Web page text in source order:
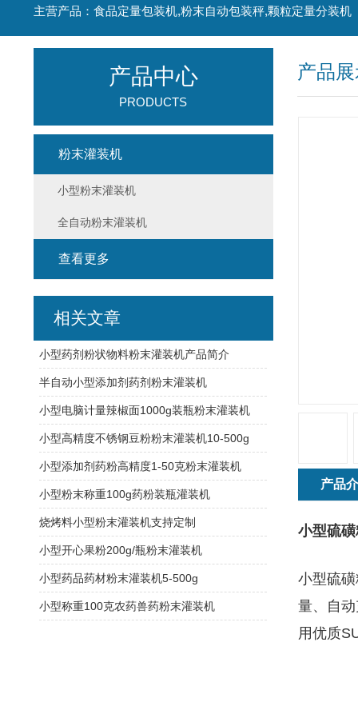
主营产品：食品定量包装机,粉末自动包装秤,颗粒定量分装机
产品
产品
小型硫
小型硫
量、自
用优质
产品中心
PRODUCTS
粉末灌装机
小型粉末灌装机
全自动粉末灌装机
查看更多
相关文章
小型药剂粉状物料粉末灌装机产品简介
半自动小型添加剂药剂粉末灌装机
小型电脑计量辣椒面1000g装瓶粉末灌装机
小型高精度不锈钢豆粉粉末灌装机10-500g
小型添加剂药粉高精度1-50克粉末灌装机
小型粉末称重100g药粉装瓶灌装机
烧烤料小型粉末灌装机支持定制
小型开心果粉200g/瓶粉末灌装机
小型药品药材粉末灌装机5-500g
小型称重100克农药兽药粉末灌装机